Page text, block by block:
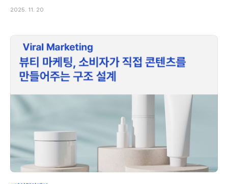
2025. 11. 20